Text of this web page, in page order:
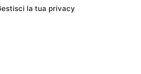
la tua privacy
Amazon ed eBay, Tariffando riceve